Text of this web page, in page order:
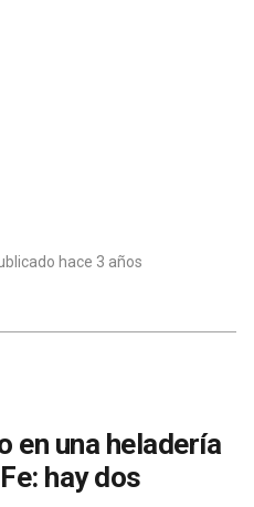
hace 3 años
en una heladería
hay dos